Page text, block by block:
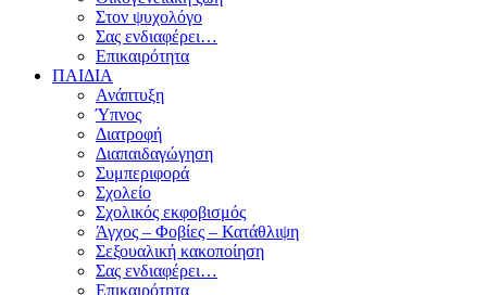
Στον ψυχολόγο
Σας ενδιαφέρει…
Επικαιρότητα
ΠΑΙΔΙΑ
Ανάπτυξη
Ύπνος
Διατροφή
Διαπαιδαγώγηση
Συμπεριφορά
Σχολείο
Σχολικός εκφοβισμός
Άγχος – Φοβίες – Κατάθλιψη
Σεξουαλική κακοποίηση
Σας ενδιαφέρει…
Επικαιρότητα